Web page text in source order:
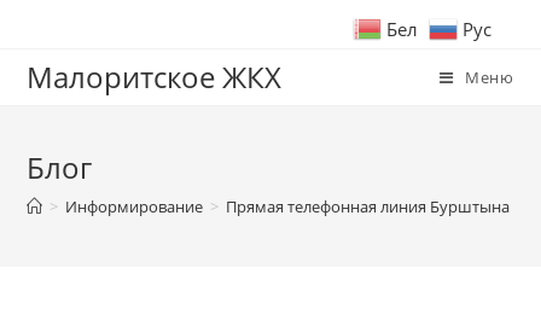
Малоритское ЖКХ Меню
Блог
> Информирование > Прямая телефонная линия Бурштына Е.В.
Бел Рус